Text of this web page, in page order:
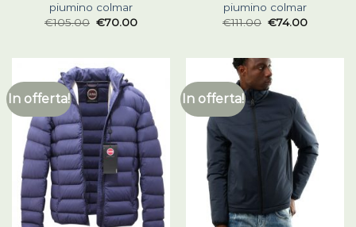
piumino colmar
€105.00 €70.00
piumino colmar
€111.00 €74.00
In offerta! In offerta!